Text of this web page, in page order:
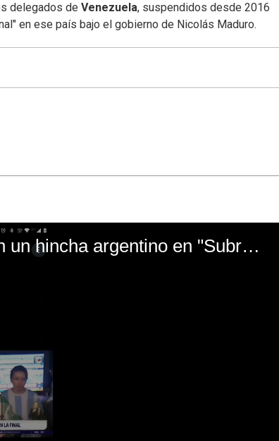
delegados de Venezuela, suspendidos desde 2016
en ese país bajo el gobierno de Nicolás Maduro.
El mal momento de Yanina Gasañol con un hincha argentino en "Subrayado"